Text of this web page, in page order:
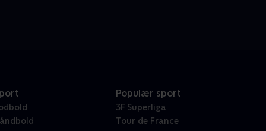
Populær sport
3F Superliga
Tour de France